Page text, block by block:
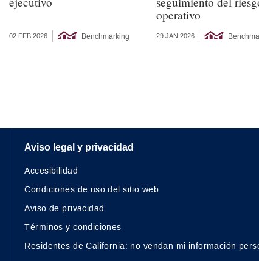
02 FEB 2026 Benchmarking
operativo
29 JAN 2026
Aviso legal y privacidad
Accesibilidad
Condiciones de uso del sitio web
Aviso de privacidad
Términos y condiciones
Residentes de California: no vendan mi información